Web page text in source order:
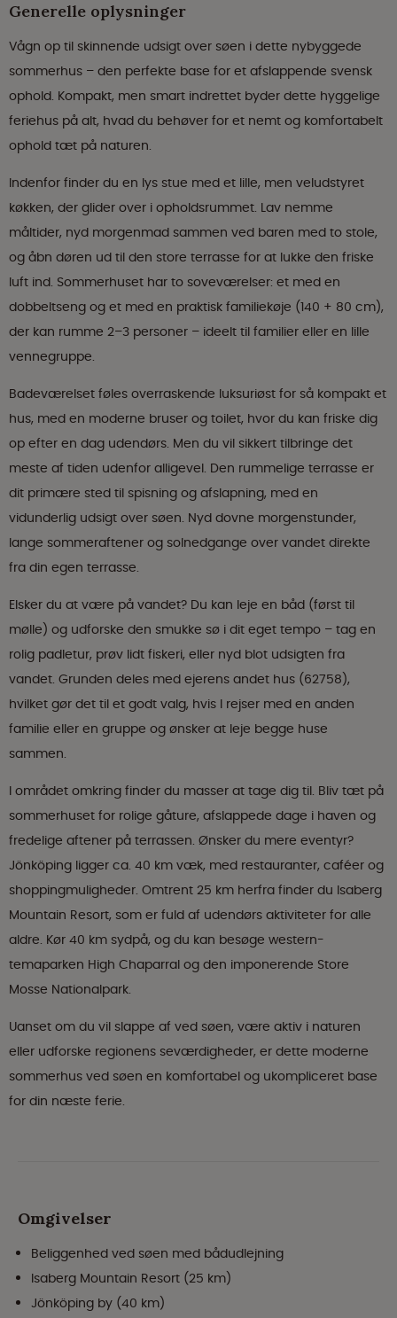
Generelle oplysninger
Vågn op til skinnende udsigt over søen i dette nybyggede
sommerhus – den perfekte base for et afslappende svensk
ophold. Kompakt, men smart indrettet byder dette hyggelige
feriehus på alt, hvad du behøver for et nemt og komfortabelt
ophold tæt på naturen.
Indenfor finder du en lys stue med et lille, men veludstyret
køkken, der glider over i opholdsrummet. Lav nemme
måltider, nyd morgenmad sammen ved baren med to stole,
og åbn døren ud til den store terrasse for at lukke den friske
luft ind. Sommerhuset har to soveværelser: et med en
dobbeltseng og et med en praktisk familiekøje (140 + 80 cm),
der kan rumme 2–3 personer – ideelt til familier eller en lille
vennegruppe.
Badeværelset føles overraskende luksuriøst for så kompakt et
hus, med en moderne bruser og toilet, hvor du kan friske dig
op efter en dag udendørs. Men du vil sikkert tilbringe det
meste af tiden udenfor alligevel. Den rummelige terrasse er
dit primære sted til spisning og afslapning, med en
vidunderlig udsigt over søen. Nyd dovne morgenstunder,
lange sommeraftener og solnedgange over vandet direkte
fra din egen terrasse.
Elsker du at være på vandet? Du kan leje en båd (først til
mølle) og udforske den smukke sø i dit eget tempo – tag en
rolig padletur, prøv lidt fiskeri, eller nyd blot udsigten fra
vandet. Grunden deles med ejerens andet hus (62758),
hvilket gør det til et godt valg, hvis I rejser med en anden
familie eller en gruppe og ønsker at leje begge huse
sammen.
I området omkring finder du masser at tage dig til. Bliv tæt på
sommerhuset for rolige gåture, afslappede dage i haven og
fredelige aftener på terrassen. Ønsker du mere eventyr?
Jönköping ligger ca. 40 km væk, med restauranter, caféer og
shoppingmuligheder. Omtrent 25 km herfra finder du Isaberg
Mountain Resort, som er fuld af udendørs aktiviteter for alle
aldre. Kør 40 km sydpå, og du kan besøge western-
temaparken High Chaparral og den imponerende Store
Mosse Nationalpark.
Uanset om du vil slappe af ved søen, være aktiv i naturen
eller udforske regionens seværdigheder, er dette moderne
sommerhus ved søen en komfortabel og ukompliceret base
for din næste ferie.
Omgivelser
Beliggenhed ved søen med bådudlejning
Isaberg Mountain Resort (25 km)
Jönköping by (40 km)